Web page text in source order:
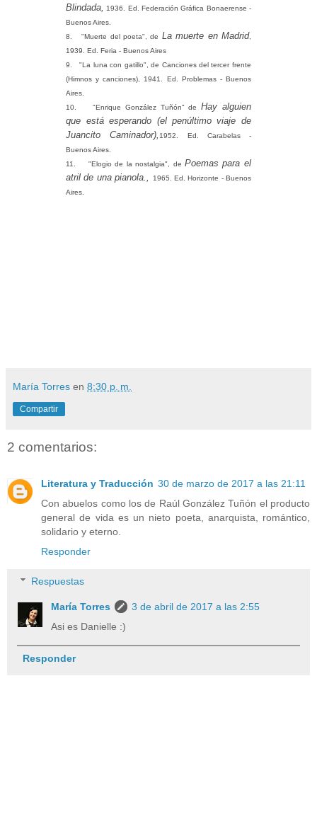
Blindada,
1936. Ed. Federación Gráfica Bonaerense -
Buenos Aires.
8.
"Muerte del poeta", de La muerte en Madrid,
1939. Ed. Feria - Buenos Aires
9.
"La luna con gatillo", de Canciones del tercer frente
(Himnos y canciones), 1941. Ed. Problemas - Buenos
Aires.
10.
"Enrique González Tuñón" deHay alguien
que está esperando (el penúltimo viaje de
Juancito Caminador), 1952. Ed. Carabelas -
Buenos Aires.
11.
"Elogio de la nostalgia", dePoemas para el
atril de una pianola.,
1965. Ed. Horizonte - Buenos
Aires.
María Torres en 8:30 p. m.
Compartir
2 comentarios:
Literatura y Traducción 30 de marzo de 2017 a las 21:11
Con abuelos como los de Raúl González Tuñón el producto
general de vida es un nieto poeta, anarquista, romántico,
solidario y eterno.
Responder
Respuestas
María Torres
3 de abril de 2017 a las 2:55
Asi es Danielle :)
Responder